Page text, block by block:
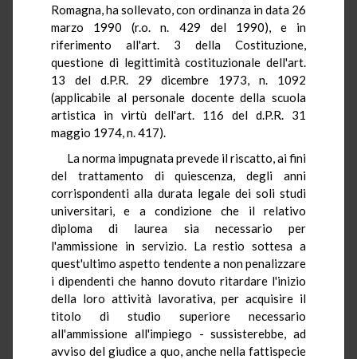
Romagna, ha sollevato, con ordinanza in data 26
marzo 1990 (r.o. n. 429 del 1990), e in
riferimento all'art. 3 della Costituzione,
questione di legittimità costituzionale dell'art.
13 del d.P.R. 29 dicembre 1973, n. 1092
(applicabile al personale docente della scuola
artistica in virtù dell'art. 116 del d.P.R. 31
maggio 1974, n. 417).
La norma impugnata prevede il riscatto, ai fini
del trattamento di quiescenza, degli anni
corrispondenti alla durata legale dei soli studi
universitari, e a condizione che il relativo
diploma di laurea sia necessario per
l'ammissione in servizio. La restio sottesa a
quest'ultimo aspetto tendente a non penalizzare
i dipendenti che hanno dovuto ritardare l'inizio
della loro attività lavorativa, per acquisire il
titolo di studio superiore necessario
all'ammissione all'impiego - sussisterebbe, ad
avviso del giudice a quo, anche nella fattispecie